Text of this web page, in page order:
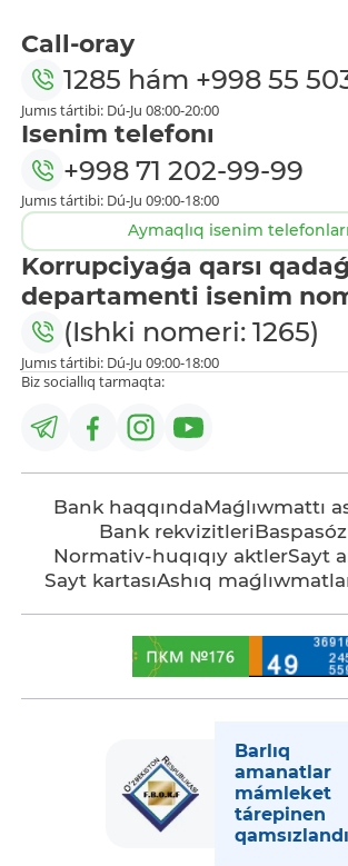
Call-oray
1285 hám +998 55
Jumıs tártibi: Dú-Ju 08:00-20:00
Isenim telefonı
+998 71 202-99-99
Jumıs tártibi: Dú-Ju 09:00-18:00
Aymaqlıq isenim telefonları
Korrupciyaǵa qarsı
departamenti isenim
(Ishki nomeri: 1265)
Jumıs tártibi: Dú-Ju 09:00-18:00
Biz sociallıq tarmaqta:
Bank haqqındaMaǵlıwmattı
Bank rekvizitleri
Normativ-huqıqıy aktlerSayt
Sayt kartasıAshıq
Barlıq
amanatlar
mámleket
tárepinen